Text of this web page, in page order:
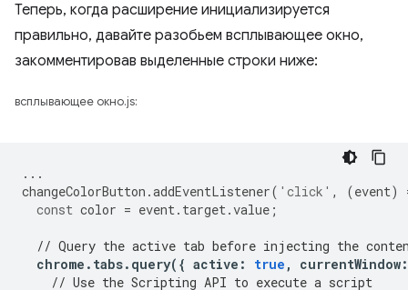
Теперь, когда расширение инициализируется
правильно, давайте разобьем всплывающее окно,
закомментировав выделенные строки ниже:
всплывающее окно.js:
...
changeColorButton .addEventListener( 'click' , (event)
const color = event. target.value ;
// Query the active tab before injecting the
chrome . tabs. query({ active : true , currentWindow:
// Use the Scripting API to execute a script